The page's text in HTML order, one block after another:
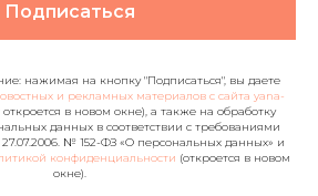
Подписаться
нажимая на кнопку "Подписаться", вы даете
и рекламных материалов с сайта yana-
в новом окне), а также на обработку
данных в соответствии с требованиями
№ 152-ФЗ «О персональных данных» и
конфиденциальности (откроется в новом
окне).